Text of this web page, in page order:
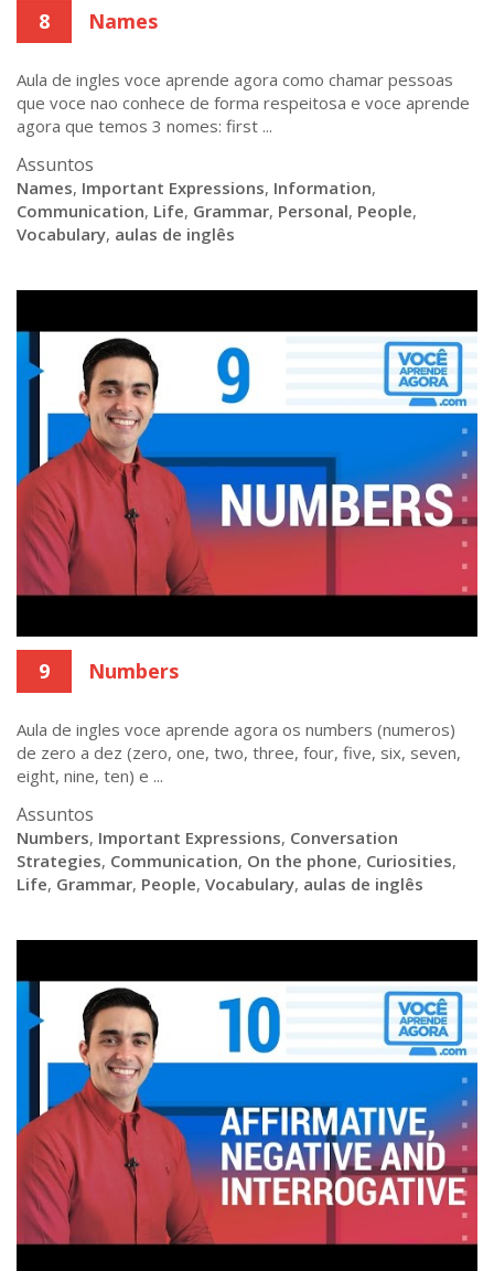
8 Names
Aula de ingles voce aprende agora como chamar pessoas
que voce nao conhece de forma respeitosa e voce aprende
agora que temos 3 nomes: first ...
Assuntos
Names, Important Expressions, Information,
Communication, Life, Grammar, Personal, People,
Vocabulary, aulas de inglês
9 Numbers
Aula de ingles voce aprende agora os numbers (numeros)
de zero a dez (zero, one, two, three, four, five, six, seven,
eight, nine, ten) e ...
Assuntos
Numbers, Important Expressions, Conversation
Strategies, Communication, On the phone, Curiosities,
Life, Grammar, People, Vocabulary, aulas de inglês